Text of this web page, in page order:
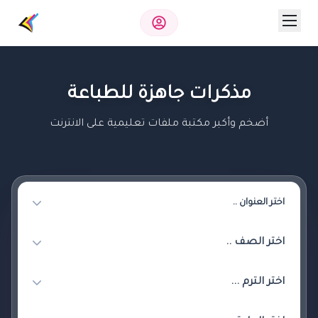
مذكرات جاهزة للطباعة
أضخم وأكبر مكتبة ملفات تعليمية على الانترنت